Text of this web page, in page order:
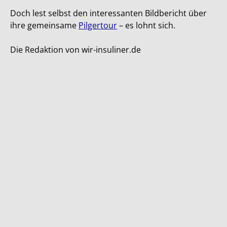
Doch lest selbst den interessanten Bildbericht über
ihre gemeinsame Pilgertour– es lohnt sich.
Die Redaktion von wir-insuliner.de